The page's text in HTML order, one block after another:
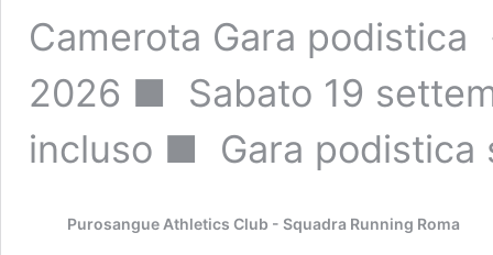
Camerota Gara
2026 ■ Sabato 19
incluso ■ Gara
Purosangue Athletics Club - Squadra Running Roma